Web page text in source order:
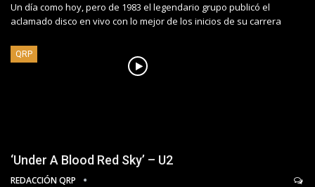
Un día como hoy, pero de 1983 el legendario grupo publicó el
aclamado disco en vivo con lo mejor de los inicios de su carrera
QRP
‘Under A Blood Red Sky’ – U2
REDACCIÓN QRP